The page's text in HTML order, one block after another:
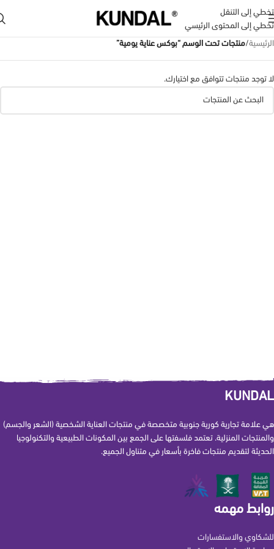
تخطي إلى التنقل
تخطي إلى المحتوى الرئيسي
الرئيسية/منتجات تحت الوسم “بوكس عناية يومية”
لا توجد منتجات تتوافق مع اختيارك.
KUNDAL
هي علامة تجارية كورية جنوبية متخصصة في منتجات العناية الشخصية (الشعر والجسم)
والمنتجات المنزلية. تعتمد فلسفتها على الجمع بين المكونات الطبيعية والتكنولوجيا
الحديثة لتقديم منتجات فاخرة بأسعار في متناول الجميع.
روابط مهمه
للشكاوي والاستفسارات